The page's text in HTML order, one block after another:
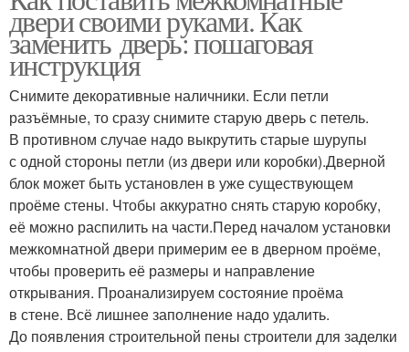
двери своими руками. Как
заменить дверь: пошаговая
инструкция
Снимите декоративные наличники. Если петли
разъёмные, то сразу снимите старую дверь с петель.
В противном случае надо выкрутить старые шурупы
с одной стороны петли (из двери или коробки).Дверной
блок может быть установлен в уже существующем
проёме стены. Чтобы аккуратно снять старую коробку,
её можно распилить на части.Перед началом установки
межкомнатной двери примерим ее в дверном проёме,
чтобы проверить её размеры и направление
открывания. Проанализируем состояние проёма
в стене. Всё лишнее заполнение надо удалить.
До появления строительной пены строители для заделки